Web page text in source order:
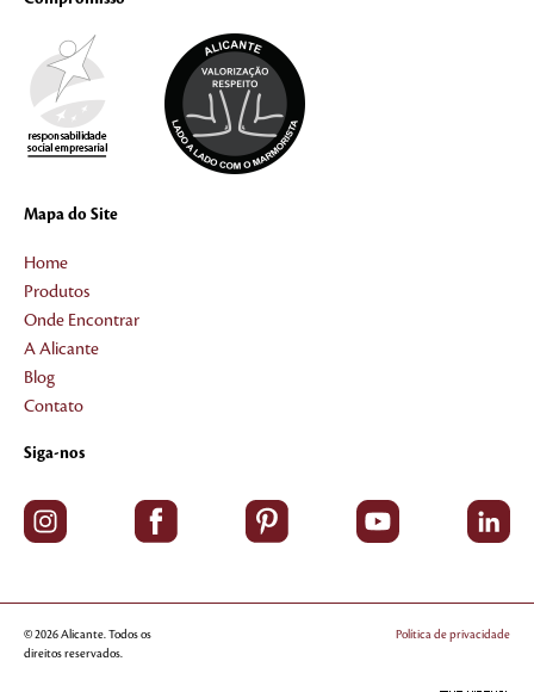
Mapa do Site
Home
Produtos
Onde Encontrar
A Alicante
Blog
Contato
Siga-nos
© 2026 Alicante. Todos os
direitos reservados.
Política de privacidade